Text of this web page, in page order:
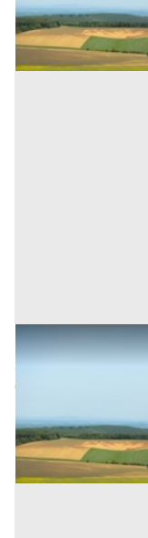
Codice asta:
Asta chiusa
Terreni all'asta a
67.500 €
Codice asta:
Asta chiusa